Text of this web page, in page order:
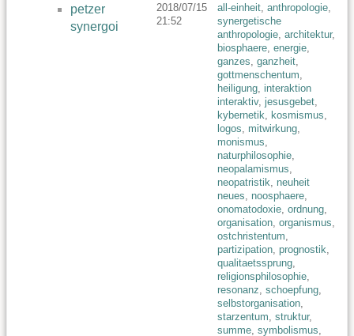
petzer
synergoi
2018/07/15
21:52
all-einheit, anthropologie,
synergetische
anthropologie, architektur,
biosphaere, energie,
ganzes, ganzheit,
gottmenschentum,
heiligung, interaktion
interaktiv, jesusgebet,
kybernetik, kosmismus,
logos, mitwirkung,
monismus,
naturphilosophie,
neopalamismus,
neopatristik, neuheit
neues, noosphaere,
onomatodoxie, ordnung,
organisation, organismus,
ostchristentum,
partizipation, prognostik,
qualitaetssprung,
religionsphilosophie,
resonanz, schoepfung,
selbstorganisation,
starzentum, struktur,
summe, symbolismus,